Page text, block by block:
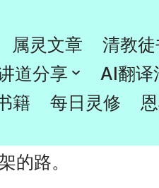
属灵文章 清教
道分享 AI翻译
籍
每日灵修
属灵文章
的路。